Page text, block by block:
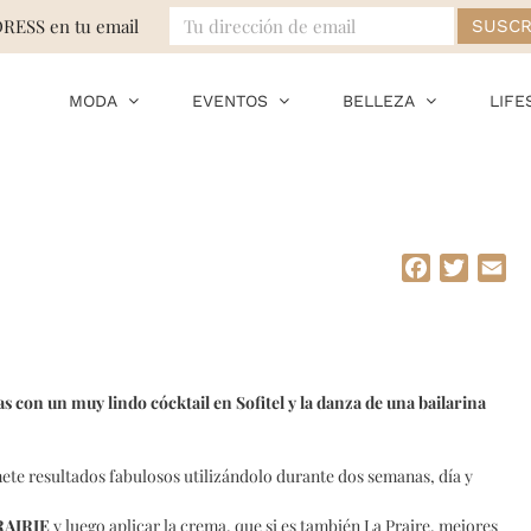
MODA EVENTOS BELLEZA
FacebookTwitter
con un muy lindo cócktail en Sofitel y la danza de una bailarina
resultados fabulosos utilizándolo durante dos semanas, día y
y luego aplicar la crema, que si es también La Praire, mejores
en tu email